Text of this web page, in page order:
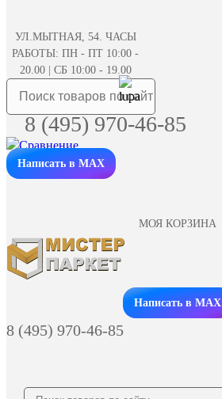
УЛ.МЫТНАЯ, 54. ЧАСЫ
РАБОТЫ: ПН - ПТ 10:00 -
20.00 | СБ 10:00 - 19.00
8 (495) 970-46-85
Написать в MAX
МОЯ КОРЗИНА
Заказать звонок
Написать в MAX
8 (495) 970-46-85